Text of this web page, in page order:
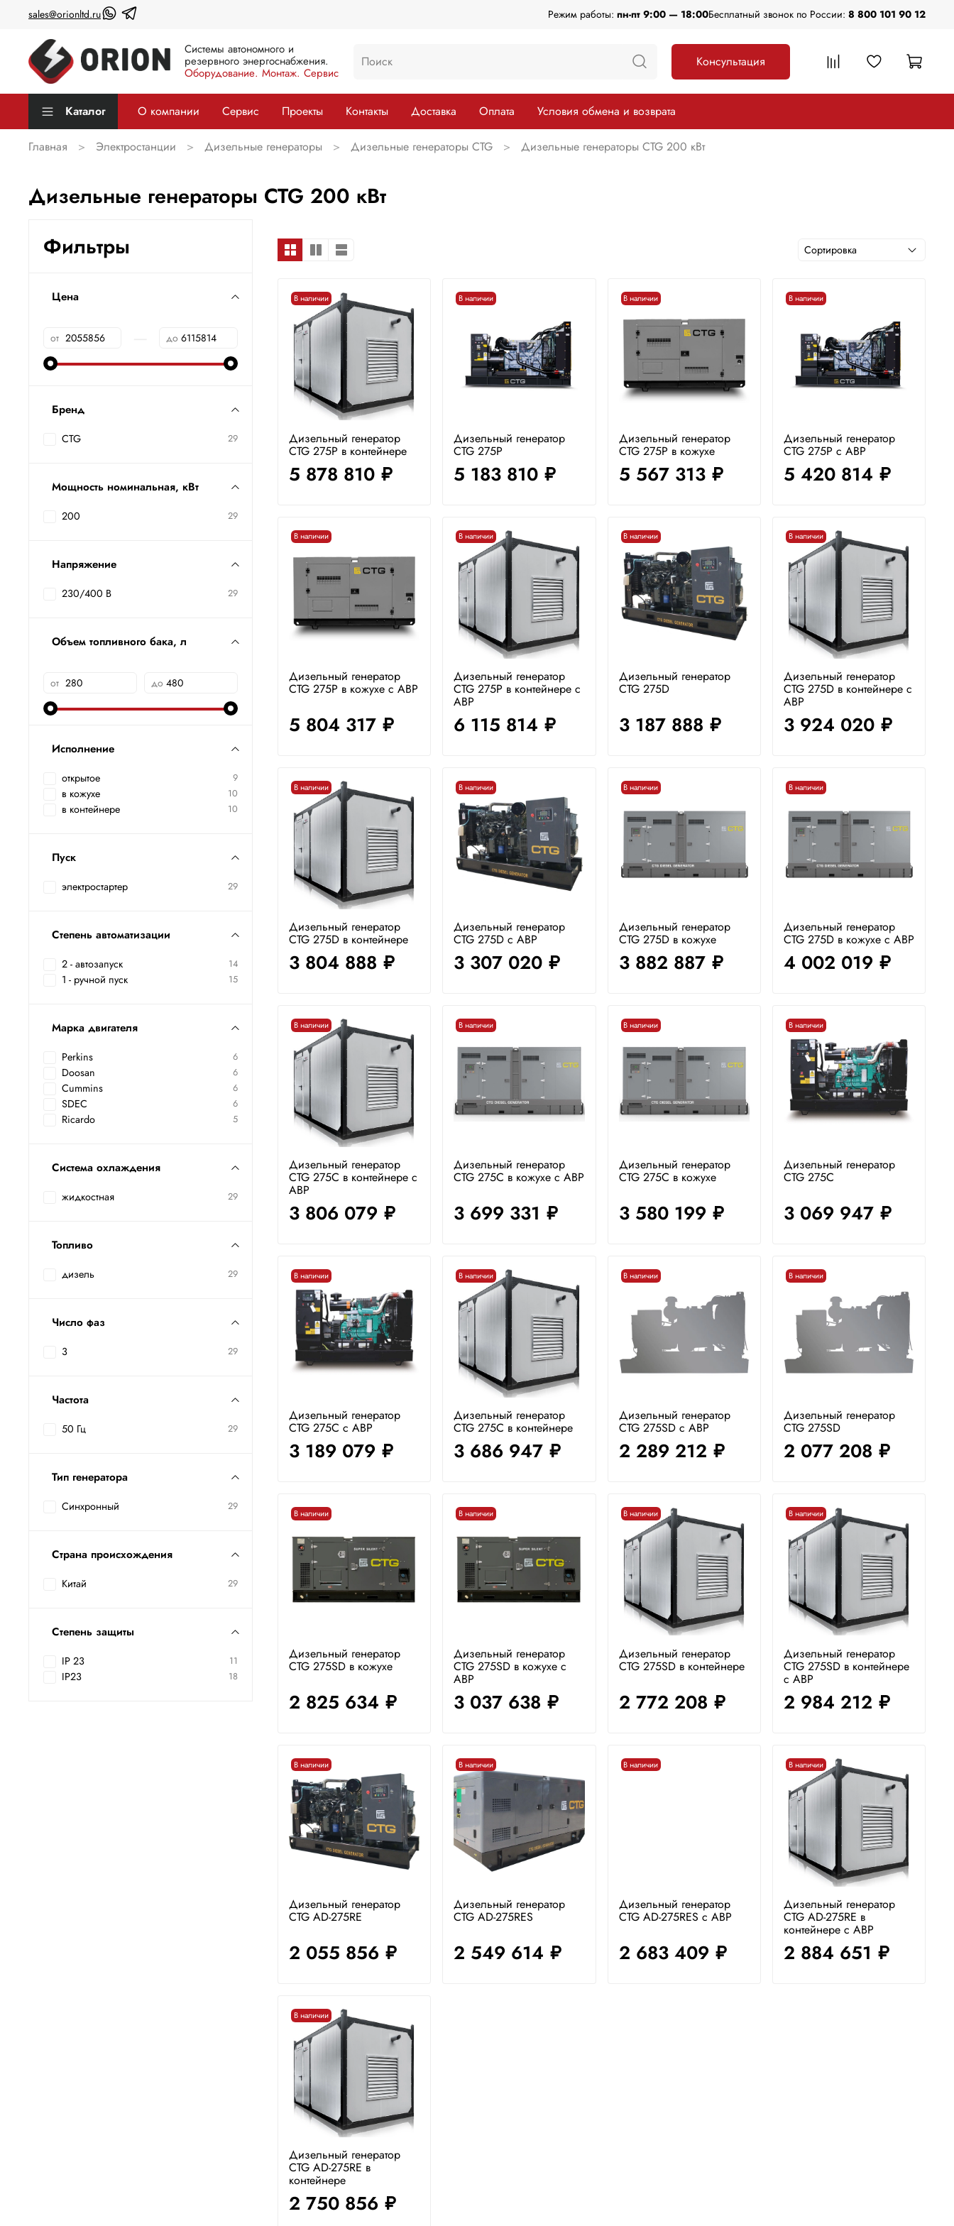
sales@orionltd.ru Режим работы: пн-пт 9:00 — 18:00Бесплатный звонок по России: 8 800 101 90 12
Системы автономного и
резервного энергоснабжения.
Оборудование. Монтаж. Сервис
Консультация
Каталог О компании Сервис Проекты Контакты Доставка Оплата Условия обмена и возврата
Главная Электростанции Дизельные генераторы Дизельные генераторы CTG Дизельные генераторы CTG 200 кВт
Дизельные генераторы CTG 200 кВт
В наличии
Дизельный генератор
CTG 275P в контейнере
5 878 810 руб.
В наличии
Дизельный генератор
CTG 275P
5 183 810 руб.
В наличии
Дизельный генератор
CTG 275P в кожухе
5 567 313 руб.
В наличии
Дизельный генератор
CTG 275P с АВР
5 420 814 руб.
В наличии
Дизельный генератор
CTG 275P в кожухе с АВР
5 804 317 руб.
В наличии
Дизельный генератор
CTG 275P в контейнере с
АВР
6 115 814 руб.
В наличии
Дизельный генератор
CTG 275D
3 187 888 руб.
В наличии
Дизельный генератор
CTG 275D в контейнере с
АВР
3 924 020 руб.
В наличии
Дизельный генератор
CTG 275D в контейнере
3 804 888 руб.
В наличии
Дизельный генератор
CTG 275D с АВР
3 307 020 руб.
В наличии
Дизельный генератор
CTG 275D в кожухе
3 882 887 руб.
В наличии
Дизельный генератор
CTG 275D в кожухе с АВР
4 002 019 руб.
В наличии
Дизельный генератор
CTG 275C в контейнере с
АВР
3 806 079 руб.
В наличии
Дизельный генератор
CTG 275C в кожухе с АВР
3 699 331 руб.
В наличии
Дизельный генератор
CTG 275C в кожухе
3 580 199 руб.
В наличии
Дизельный генератор
CTG 275C
3 069 947 руб.
В наличии
Дизельный генератор
CTG 275C с АВР
3 189 079 руб.
В наличии
Дизельный генератор
CTG 275C в контейнере
3 686 947 руб.
В наличии
Дизельный генератор
CTG 275SD с АВР
2 289 212 руб.
В наличии
Дизельный генератор
CTG 275SD
2 077 208 руб.
В наличии
Дизельный генератор
CTG 275SD в кожухе
2 825 634 руб.
В наличии
Дизельный генератор
CTG 275SD в кожухе с
АВР
3 037 638 руб.
В наличии
Дизельный генератор
CTG 275SD в контейнере
2 772 208 руб.
В наличии
Дизельный генератор
CTG 275SD в контейнере
с АВР
2 984 212 руб.
В наличии
Дизельный генератор
CTG AD-275RE
2 055 856 руб.
В наличии
Дизельный генератор
CTG AD-275RES
2 549 614 руб.
В наличии
Дизельный генератор
CTG AD-275RES с АВР
2 683 409 руб.
В наличии
Дизельный генератор
CTG AD-275RE в
контейнере с АВР
2 884 651 руб.
В наличии
Дизельный генератор
CTG AD-275RE в
контейнере
2 750 856 руб.
Фильтры
Цена
от до
Бренд
CTG 29
Мощность номинальная, кВт
200 29
Напряжение
230/400 В 29
Объем топливного бака, л
от до
Исполнение
открытое 9
в кожухе 10
в контейнере 10
Пуск
электростартер 29
Степень автоматизации
2 - автозапуск 14
1 - ручной пуск 15
Марка двигателя
Perkins 6
Doosan 6
Cummins 6
SDEC 6
Ricardo 5
Система охлаждения
жидкостная 29
Топливо
дизель 29
Число фаз
3 29
Частота
50 Гц 29
Тип генератора
Синхронный 29
Страна происхождения
Китай 29
Степень защиты
IP 23 11
IP23 18